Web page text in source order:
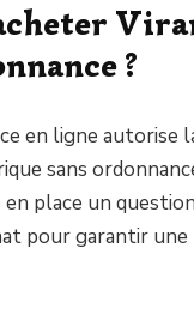
?
en ligne autorise
sans
en place un
pour garantir